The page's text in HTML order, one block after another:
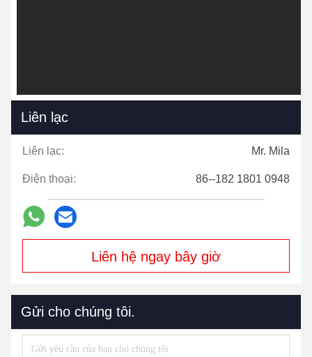
Liên lạc
Liên lạc: Mr. Mila
Điện thoại: 86--182 1801 0948
Liên hệ ngay bây giờ
Gửi cho chúng tôi.